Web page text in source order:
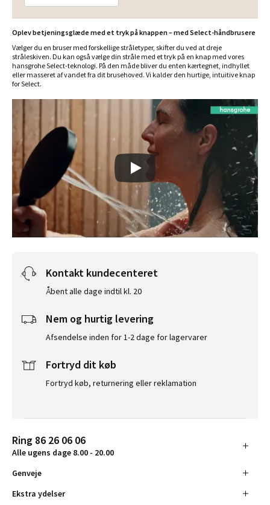
Oplev betjeningsglæde med et tryk på knappen – med Select-håndbrusere
Vælger du en bruser med forskellige stråletyper, skifter du ved at dreje
stråleskiven. Du kan også vælge din stråle med et tryk på en knap med vores
hansgrohe Select-teknologi. På den måde bliver du enten kærtegnet, indhyllet
eller masseret af vandet fra dit brusehoved. Vi kalder den hurtige, intuitive knap
for Select.
Kontakt kundecenteret
Åbent alle dage indtil kl. 20
Nem og hurtig levering
Afsendelse inden for 1-2 dage for lagervarer
Fortryd dit køb
Fortryd køb, returnering eller reklamation
Ring 86 26 06 06
Alle ugens dage 8.00 - 20.00
Genveje
Ekstra ydelser